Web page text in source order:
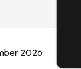
2026